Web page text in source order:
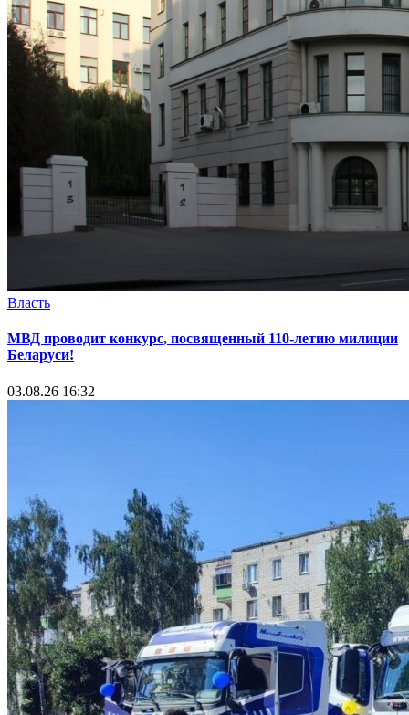
Власть
МВД проводит конкурс, посвященный 110-летию милиции
Беларуси!
03.08.26 16:32